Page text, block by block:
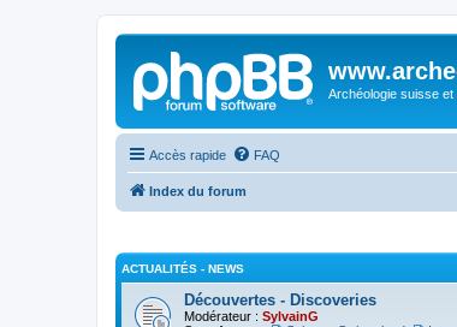
Archéologie suisse
Accès rapide FAQ
Index du forum
ACTUALITÉS - NEWS
Découvertes - Discoveries
Modérateur : SylvainG